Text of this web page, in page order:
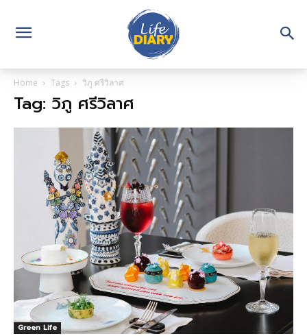
Home Tags วิภู ศรีวิลาศ
Tag: วิภู ศรีวิลาศ
Green Life